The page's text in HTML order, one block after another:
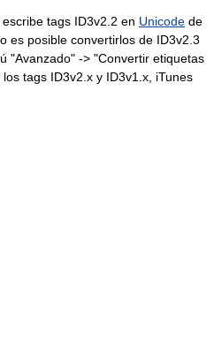
escribe tags ID3v2.2 en Unicode de
es posible convertirlos de ID3v2.3
"Avanzado" -> "Convertir etiquetas
tags ID3v2.x y ID3v1.x, iTunes